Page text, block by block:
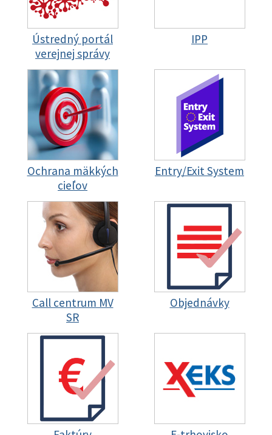
Ústredný portál
verejnej správy
IPP
Ochrana mäkkých
cieľov
Entry/Exit System
Call centrum MV
SR
Objednávky